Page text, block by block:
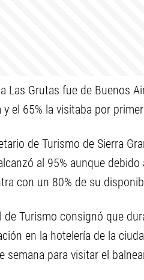
Las Grutas fue de Buenos
el 65% la visitaba por
de Turismo de Sierra
al 95% aunque
con un 80% de su
de Turismo consignó que
en la hotelería de la
para visitar el